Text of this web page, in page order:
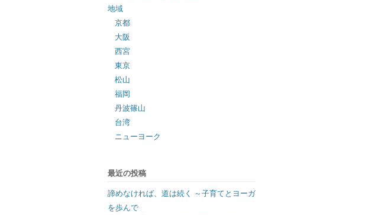
地域
京都
大阪
西宮
東京
松山
福岡
丹波篠山
台湾
ニューヨーク
最近の投稿
諦めなければ、道は続く ～子育てとヨーガ
を歩んで